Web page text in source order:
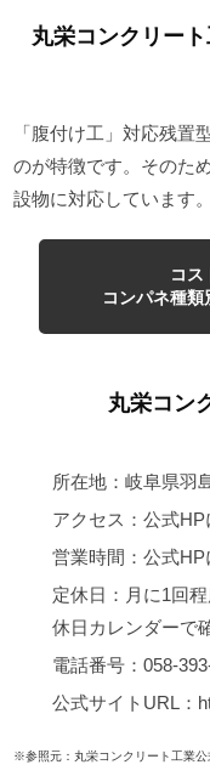
丸栄コンクリー
「腹付け工」対応残置
のが特徴です。そのた
設物に対応しています。
コス
コンパネ種
丸栄コン
所在地：岐阜県羽
アクセス：公式HP
営業時間：公式HP
定休日：月に1回
休日カレンダーで
電話番号：058-
公式サイトURL：
※参照元：丸栄コンクリート工業公